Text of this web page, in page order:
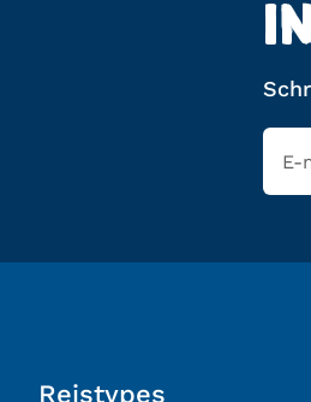
Reistypes